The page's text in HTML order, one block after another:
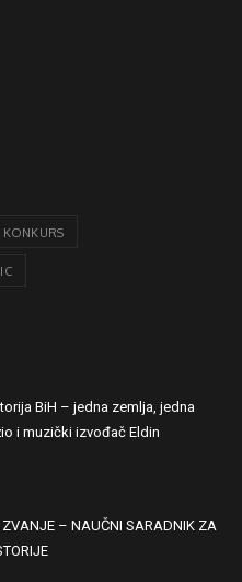
KONKURS
BiH – jedna zemlja, jedna
i muzički izvođač Eldin
– NAUČNI SARADNIK ZA